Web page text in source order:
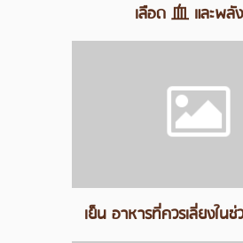
เลือด 血 และพลั
เย็น อาหารที่ควรเลี่ยงในช่